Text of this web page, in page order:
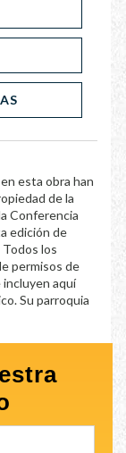
esta obra han
de la
Conferencia
edición de
los
permisos de
incluyen aquí
Su parroquia